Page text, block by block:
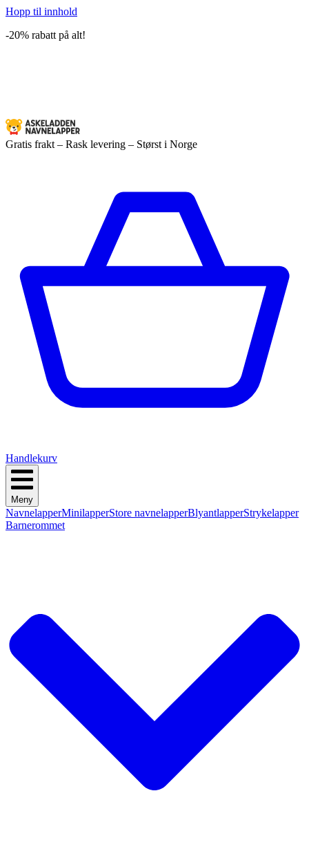
Hopp til innhold
-20% rabatt på alt!
Gratis frakt – Rask levering – Størst i Norge
Handlekurv
Meny
NavnelapperMinilapperStore navnelapperBlyantlapperStrykelapper
Barnerommet